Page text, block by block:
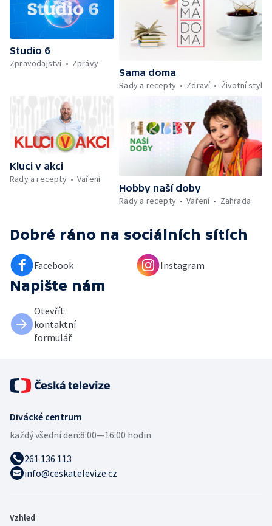
zvířátky — Práce záchranářů v létě — Jak se
udržet v kondici v létě bez posilovny —
Škola hrou — Upoutávka na další vysílání —
Počasí + Zprávy — Mezinárodní folklórní
maso, vejce, mléčné výrobky a luštěniny —
Kniha veselých říkanek Hrátky se zvířátky —
Umělecký festival Pohoda 2026 —
Vyhodnocení ankety + ČT tipy —
Vyhodnocení divácké soutěže — Práce
záchranářů v létě
Studio 6
Zpravodajství
Zprávy
Sama doma
Rady a recepty
Zdraví Životní styl
Kluci v akci
Rady a recepty
Vaření
Hobby naší doby
Rady a recepty
Vaření Zahrada
Dobré ráno na sociálních sítích
Facebook Instagram
Napište nám
Otevřít
kontaktní
formulář
Divácké centrum
každý všední den:8:00—16:00 hodin
261 136 113
info@ceskatelevize.cz
Vzhled